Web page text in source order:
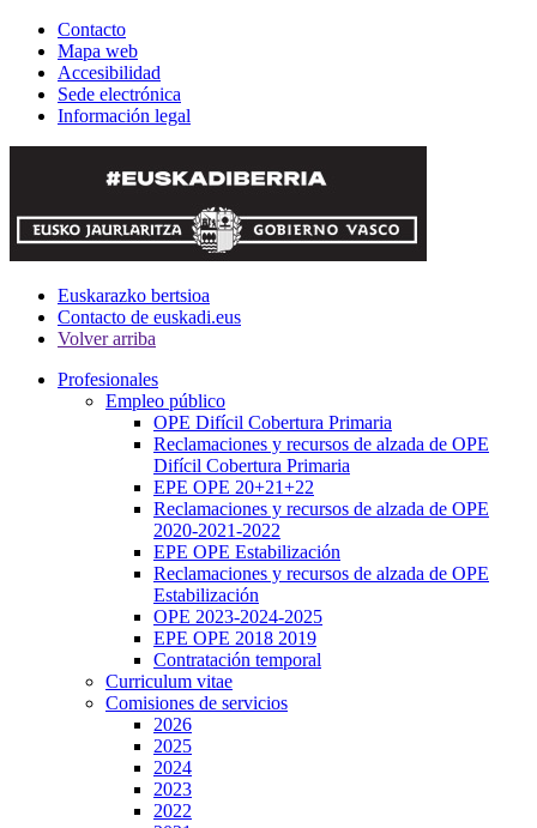
Contacto
Mapa web
Accesibilidad
Sede electrónica
Información legal
Euskarazko bertsioa
Contacto de euskadi.eus
Volver arriba
Profesionales
Empleo público
OPE Difícil Cobertura Primaria
Reclamaciones y recursos de alzada de OPE
Difícil Cobertura Primaria
EPE OPE 20+21+22
Reclamaciones y recursos de alzada de OPE
2020-2021-2022
EPE OPE Estabilización
Reclamaciones y recursos de alzada de OPE
Estabilización
OPE 2023-2024-2025
EPE OPE 2018 2019
Contratación temporal
Curriculum vitae
Comisiones de servicios
2026
2025
2024
2023
2022